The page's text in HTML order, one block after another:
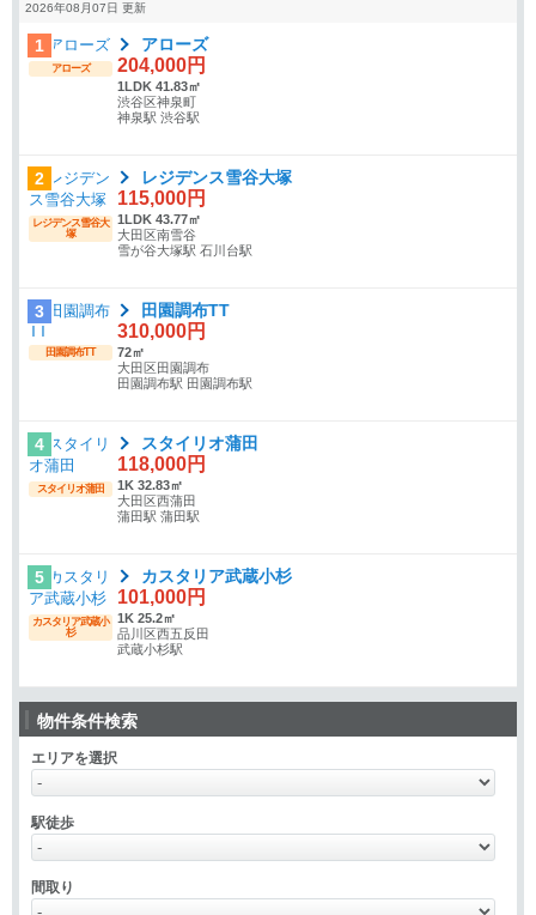
2026年08月07日 更新
1
アローズ
アローズ
204,000円
1LDK 41.83㎡
渋谷区神泉町
神泉駅 渋谷駅
2
レジデンス雪谷大
塚
レジデンス雪谷大塚
115,000円
1LDK 43.77㎡
大田区南雪谷
雪が谷大塚駅 石川台駅
3
田園調布TT
田園調布TT
310,000円
72㎡
大田区田園調布
田園調布駅 田園調布駅
4
スタイリオ蒲田
スタイリオ蒲田
118,000円
1K 32.83㎡
大田区西蒲田
蒲田駅 蒲田駅
5
カスタリア武蔵小
杉
カスタリア武蔵小杉
101,000円
1K 25.2㎡
品川区西五反田
武蔵小杉駅
物件条件検索
エリアを選択
駅徒歩
間取り